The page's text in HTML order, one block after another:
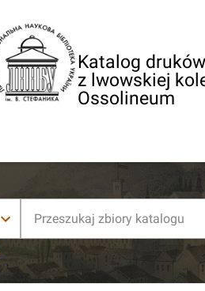
Katalog
z lwowskiej
Ossolineum